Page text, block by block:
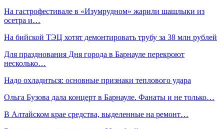
На гастрофестивале в «Изумрудном» жарили шашлыки из
осетра и…
На бийской ТЭЦ хотят демонтировать трубу за 38 млн рублей
Для празднования Дня города в Барнауле перекроют
несколько…
Надо охладиться: основные признаки теплового удара
Ольга Бузова дала концерт в Барнауле. Фанаты и не только…
В Алтайском крае средства, выделенные на ремонт…